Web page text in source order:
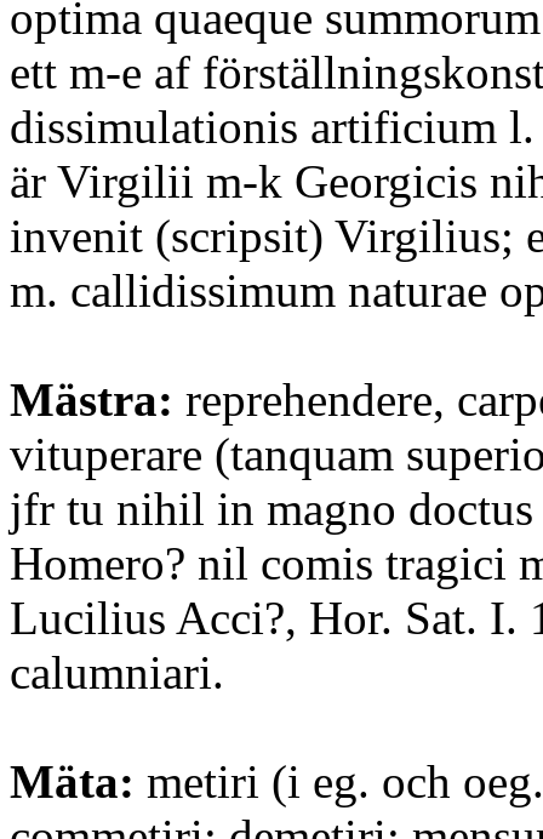
optima quaeque
ett m-e af
dissimulationis artificium l.
är Virgilii m-k Georgicis
invenit (scripsit) Virgilius;
m. callidissimum naturae
Mästra: reprehendere,
vituperare (tanquam
jfr tu nihil in magno doctus
Homero? nil comis tragici
Lucilius Acci?, Hor. Sat. I.
calumniari.
Mäta: metiri (i eg. och